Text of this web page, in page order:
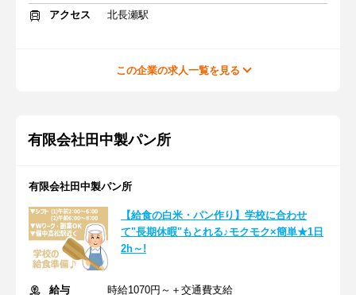
アクセス
北長瀬駅
この企業の求人一覧を見る
有限会社田中製パン所
有限会社田中製パン所
【給食の白米・パン作り】学校に合わせ
て"長期休暇"もとれる♪モクモク×簡単★1日
2h～!
給与
時給1070円～＋交通費支給